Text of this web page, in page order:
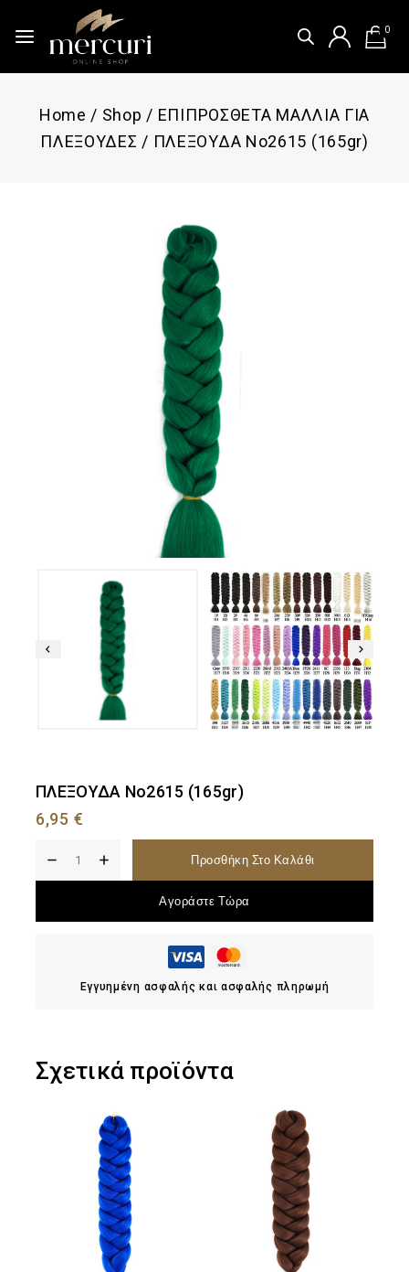
0
Home / Shop / ΕΠΙΠΡΟΣΘΕΤΑ ΜΑΛΛΙΑ ΓΙΑ
ΠΛΕΞΟΥΔΕΣ / ΠΛΕΞΟΥΔΑ Νο2615 (165gr)
ΠΛΕΞΟΥΔΑ Νο2615 (165gr)
6,95 €
Προσθήκη Στο Καλάθι
Αγοράστε Τώρα
Εγγυημένη ασφαλής και ασφαλής πληρωμή
Σχετικά προϊόντα